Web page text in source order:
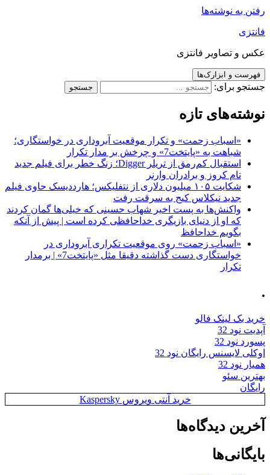
رفتن به نوشته‌ها
فانتزی
عکس و تصاویر فانتزی
فهرست و ابزارک‌ها
جستجو برای:
نوشته‌های تازه
«اسباب زحمت» و تکرار موقعیت آبروداری در خواستگاری؛
شباهت به «پایتخت7» و چرخش بر مدار تکرار
استقبال کم‌رمق از تریلر Digger؛ زنگ خطر برای فیلم جدید
تام کروز و برادران وارنر
شکایت ۱۰۵ میلیون دلاری از نتفلیکس؛ هارددیسک حاوی فیلم
جدید نیکلاس کیج به سرقت رفت
واکنش‌ها به پست اخیر شهاب حسینی که خیلی‌ها گمان کردند
که او از دنیای بازیگری خداحافظی کرده است | پیش از آنکه
بگویم خداحافظ
«اسباب زحمت» روی موقعیت تکراری آبروداری در
خواستگاری دست گذاشته دقیقا مثل «پایتخت7» | برمدار
تکرار
.
خرید بک لینک فالو
آپدیت نود 32
پسورد نود 32
اوکلی لایسنس رایگان نود 32
همیار نود 32
بهترین سئو
رایگان
خرید آنتی ویروس Kaspersky
آخرین دیدگاه‌ها
بایگانی‌ها